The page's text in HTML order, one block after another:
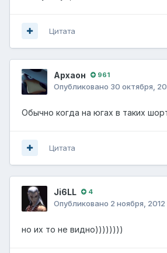
Цитата
Архаон 961
Опубликовано 30 октября,
Обычно когда на югах в таких
Цитата
Ji6LL 4
Опубликовано 2 ноября, 2012
но их то не видно))))))))